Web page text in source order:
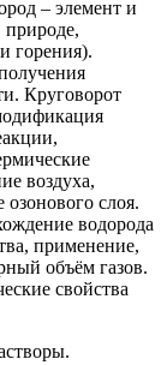
– элемент и
природе,
горения).
Круговорот
воздуха,
слоя.
водорода
применение,
объём газов.
свойства